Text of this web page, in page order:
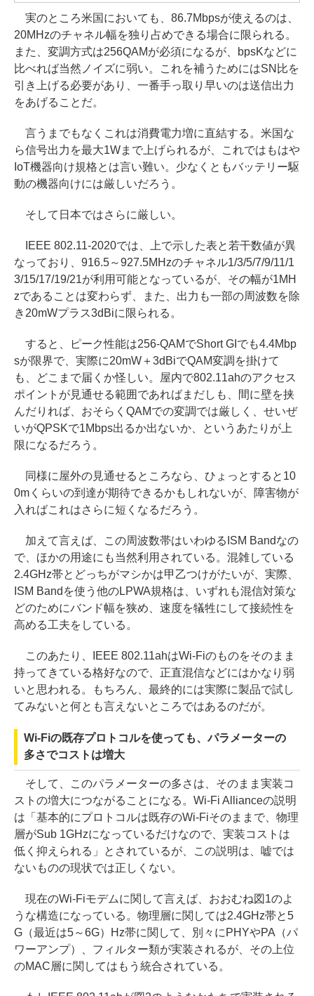
実のところ米国においても、86.7Mbpsが使えるのは、
20MHzのチャネル幅を独り占めできる場合に限られる。
また、変調方式は256QAMが必須になるが、bpsKなどに
比べれば当然ノイズに弱い。これを補うためにはSN比を
引き上げる必要があり、一番手っ取り早いのは送信出力
をあげることだ。
言うまでもなくこれは消費電力増に直結する。米国な
ら信号出力を最大1Wまで上げられるが、これではもはや
IoT機器向け規格とは言い難い。少なくともバッテリー駆
動の機器向けには厳しいだろう。
そして日本ではさらに厳しい。
IEEE 802.11-2020では、上で示した表と若干数値が異
なっており、916.5～927.5MHzのチャネル1/3/5/7/9/11/1
3/15/17/19/21が利用可能となっているが、その幅が1MH
zであることは変わらず、また、出力も一部の周波数を除
き20mWプラス3dBiに限られる。
すると、ピーク性能は256-QAMでShort GIでも4.4Mbp
sが限界で、実際に20mW＋3dBiでQAM変調を掛けて
も、どこまで届くか怪しい。屋内で802.11ahのアクセス
ポイントが見通せる範囲であればまだしも、間に壁を挟
んだりれば、おそらくQAMでの変調では厳しく、せいぜ
いがQPSKで1Mbps出るか出ないか、というあたりが上
限になるだろう。
同様に屋外の見通せるところなら、ひょっとすると10
0mくらいの到達が期待できるかもしれないが、障害物が
入ればこれはさらに短くなるだろう。
加えて言えば、この周波数帯はいわゆるISM Bandなの
で、ほかの用途にも当然利用されている。混雑している
2.4GHz帯とどっちがマシかは甲乙つけがたいが、実際、
ISM Bandを使う他のLPWA規格は、いずれも混信対策な
どのためにバンド幅を狭め、速度を犠牲にして接続性を
高める工夫をしている。
このあたり、IEEE 802.11ahはWi-Fiのものをそのまま
持ってきている格好なので、正直混信などにはかなり弱
いと思われる。もちろん、最終的には実際に製品で試し
てみないと何とも言えないところではあるのだが。
Wi-Fiの既存プロトコルを使っても、パラメーターの
多さでコストは増大
そして、このパラメーターの多さは、そのまま実装コ
ストの増大につながることになる。Wi-Fi Allianceの説明
は「基本的にプロトコルは既存のWi-Fiそのままで、物理
層がSub 1GHzになっているだけなので、実装コストは
低く抑えられる」とされているが、この説明は、嘘では
ないものの現状では正しくない。
現在のWi-Fiモデムに関して言えば、おおむね図1のよ
うな構造になっている。物理層に関しては2.4GHz帯と5
G（最近は5～6G）Hz帯に関して、別々にPHYやPA（パ
ワーアンプ）、フィルター類が実装されるが、その上位
のMAC層に関してはもう統合されている。